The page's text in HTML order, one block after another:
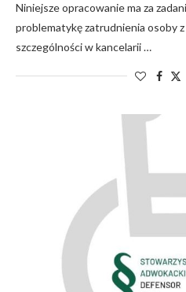
Niniejsze opracowanie ma za
problematykę zatrudnienia osoby
szczególności w kancelarii …